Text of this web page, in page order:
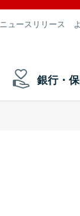
ニュースリリース
銀行・